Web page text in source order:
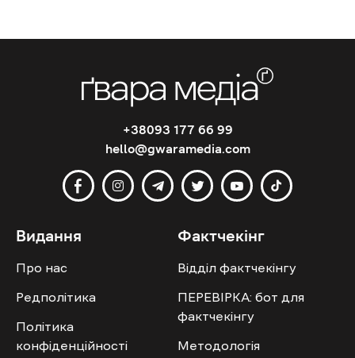
+38093 177 66 99
hello@gwaramedia.com
Видання
Про нас
Редполітика
Політика
конфіденційності
Фактчекінг
Відділ фактчекінгу
ПЕРЕВІРКА: бот для
фактчекінгу
Методологія